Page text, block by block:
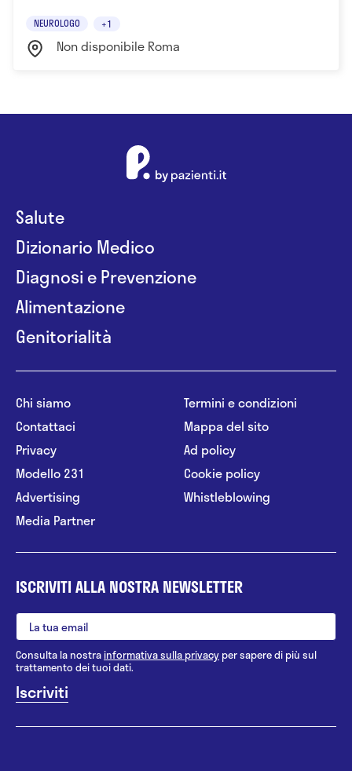
NEUROLOGO +1
Non disponibile Roma
Salute
Dizionario Medico
Diagnosi e Prevenzione
Alimentazione
Genitorialità
Chi siamo
Contattaci
Privacy
Modello 231
Advertising
Media Partner
Termini e condizioni
Mappa del sito
Ad policy
Cookie policy
Whistleblowing
ISCRIVITI ALLA NOSTRA NEWSLETTER
Consulta la nostrainformativa sulla privacy per sapere di più sul
trattamento dei tuoi dati.